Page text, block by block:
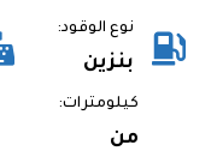
نوع الوقود:
بنزين
كيلومترات:
من